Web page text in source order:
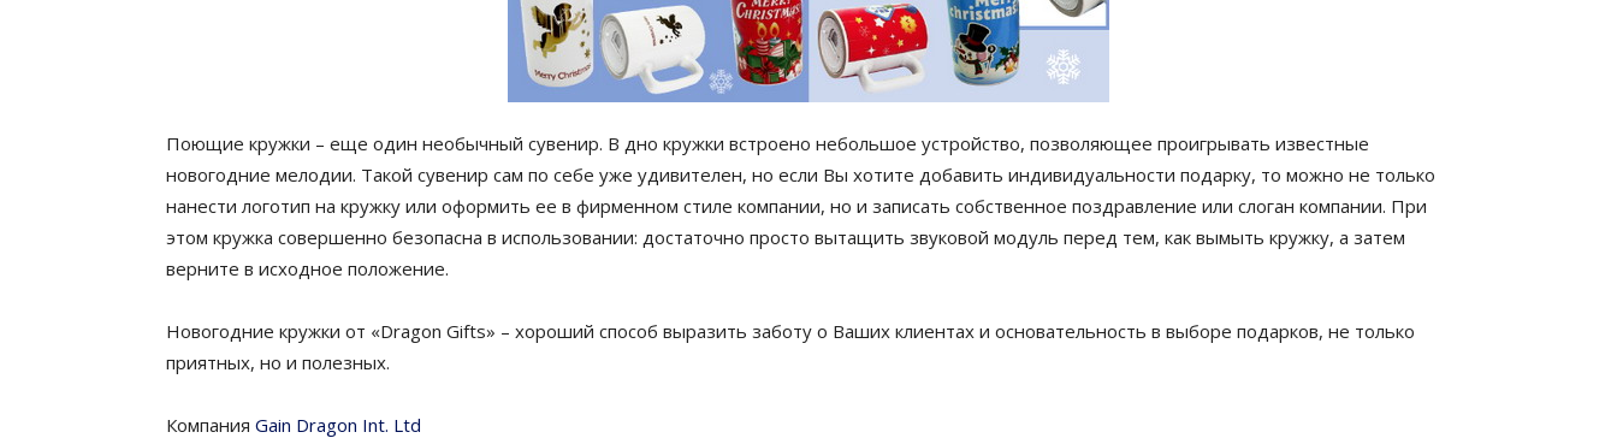
Поющие кружки – еще один необычный сувенир. В дно кружки встроено небольшое устройство, позволяющее проигрывать известные
новогодние мелодии. Такой сувенир сам по себе уже удивителен, но если Вы хотите добавить индивидуальности подарку, то можно не только
нанести логотип на кружку или оформить ее в фирменном стиле компании, но и записать собственное поздравление или слоган компании. При
этом кружка совершенно безопасна в использовании: достаточно просто вытащить звуковой модуль перед тем, как вымыть кружку, а затем
верните в исходное положение.
Новогодние кружки от «Dragon Gifts» – хороший способ выразить заботу о Ваших клиентах и основательность в выборе подарков, не только
приятных, но и полезных.
Компания Gain Dragon Int. Ltd